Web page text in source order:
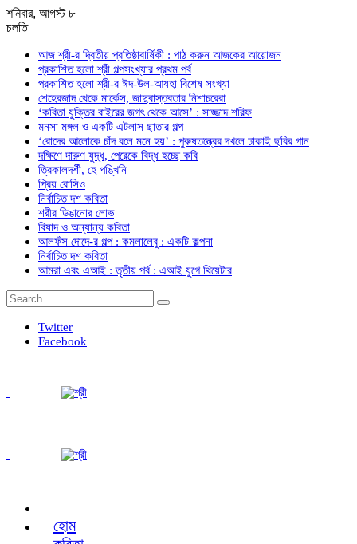
শনিবার, আগস্ট ৮
চলতি
আজ শ্রী-র দ্বিতীয় প্রতিষ্ঠাবার্ষিকী : পাঠ করুন আজকের আয়োজন
প্রকাশিত হলো শ্রী গল্পসংখ্যার প্রথম পর্ব
প্রকাশিত হলো শ্রী-র ঈদ-উল-আযহা বিশেষ সংখ্যা
শেহেরজাদ থেকে মার্কেস, জাদুবাস্তবতার নিশাচরেরা
‘কবিতা যুক্তির বাইরের জগৎ থেকে আসে’ : সাজ্জাদ শরিফ
মনসা মঙ্গল ও একটি এটলাস ছাতার গল্প
‘রোদের আলোকে চাঁদ বলে মনে হয়’ : পুরুষতন্ত্রের দখলে ঢাকাই ছবির গান
দক্ষিণে দারুণ যুদ্ধ, পেরেকে বিদ্ধ হচ্ছে কবি
ত্রিকালদর্শী, হে পঙ্খিনি
প্রিয় রোসিও
নির্বাচিত দশ কবিতা
শরীর ডিঙানোর লোভ
বিষাদ ও অন্যান্য কবিতা
আলফঁস দোদে-র গল্প : কমলালেবু : একটি কল্পনা
নির্বাচিত দশ কবিতা
আমরা এবং এআই : তৃতীয় পর্ব : এআই যুগে থিয়েটার
Twitter
Facebook
হোম